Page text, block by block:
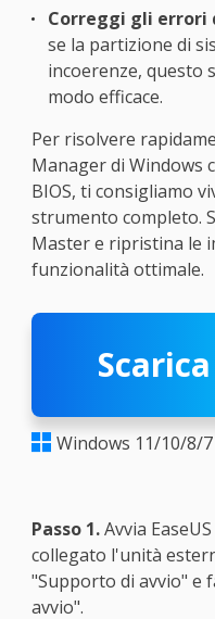
Correggi gli errori
se la partizione di
incoerenze, questo
modo efficace.
Per risolvere
Manager di Windows
BIOS, ti consigliamo
strumento completo.
Master e ripristina le
funzionalità ottimale.
 Windows 11/10/8/7
Passo 1.Avvia
collegato l'unità
"Supporto di avvio" e
avvio".